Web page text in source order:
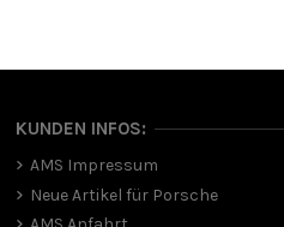
KUNDEN INFOS:
AMS Impressum
Neue Artikel für Porsche